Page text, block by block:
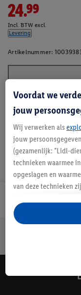
24.99
Incl. BTW excl.
Levering
Artikelnummer:
Voordat we
jouw
Wij verwerken als
jouw
(gezamenlijk: "Lidl-
technieken waarmee
opgeslagen en
van deze technieken
opslaan van
analyseren van
gepersonaliseerde
gegevens over jouw
Als je hier
van reclame en als je